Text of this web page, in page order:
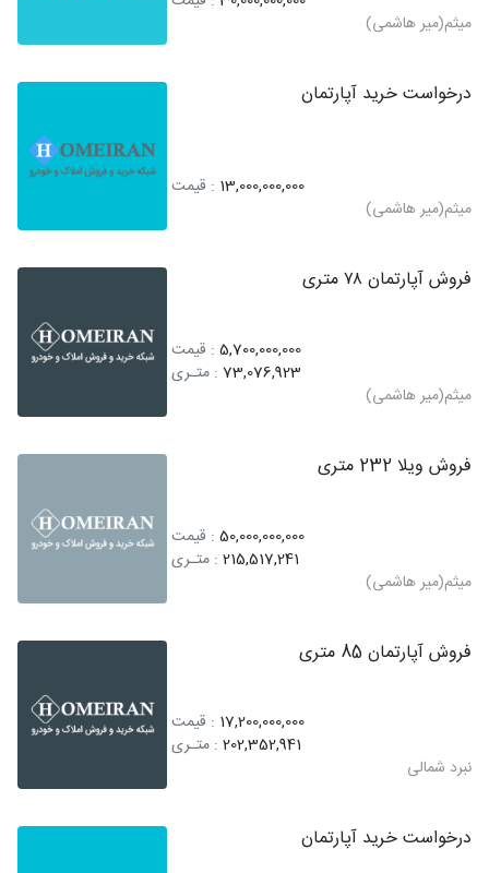
میثم(میر هاشمی)
درخواست خرید آپارتمان
13,000,000,000 : قیمت
میثم(میر هاشمی)
فروش آپارتمان ۷۸ متری
5,700,000,000 : قیمت
73,076,923 : متـری
میثم(میر هاشمی)
فروش ویلا 232 متری
50,000,000,000 : قیمت
215,517,241 : متـری
میثم(میر هاشمی)
فروش آپارتمان 85 متری
17,200,000,000 : قیمت
202,352,941 : متـری
نبرد شمالی
درخواست خرید آپارتمان